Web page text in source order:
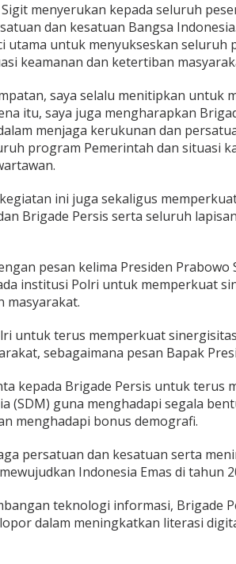
menyerukan kepada seluruh
dan kesatuan Bangsa
utama untuk menyukseskan seluruh
keamanan dan ketertiban
saya selalu menitipkan untuk
itu, saya juga mengharapkan
menjaga kerukunan dan
program Pemerintah dan situasi
ini juga sekaligus
Brigade Persis serta seluruh
pesan kelima Presiden Prabowo
institusi Polri untuk memperkuat
masyarakat.
untuk terus memperkuat
sebagaimana pesan Bapak
kepada Brigade Persis untuk terus
(SDM) guna menghadapi segala
menghadapi bonus demografi.
persatuan dan kesatuan serta
Indonesia Emas di tahun
teknologi informasi, Brigade
dalam meningkatkan literasi